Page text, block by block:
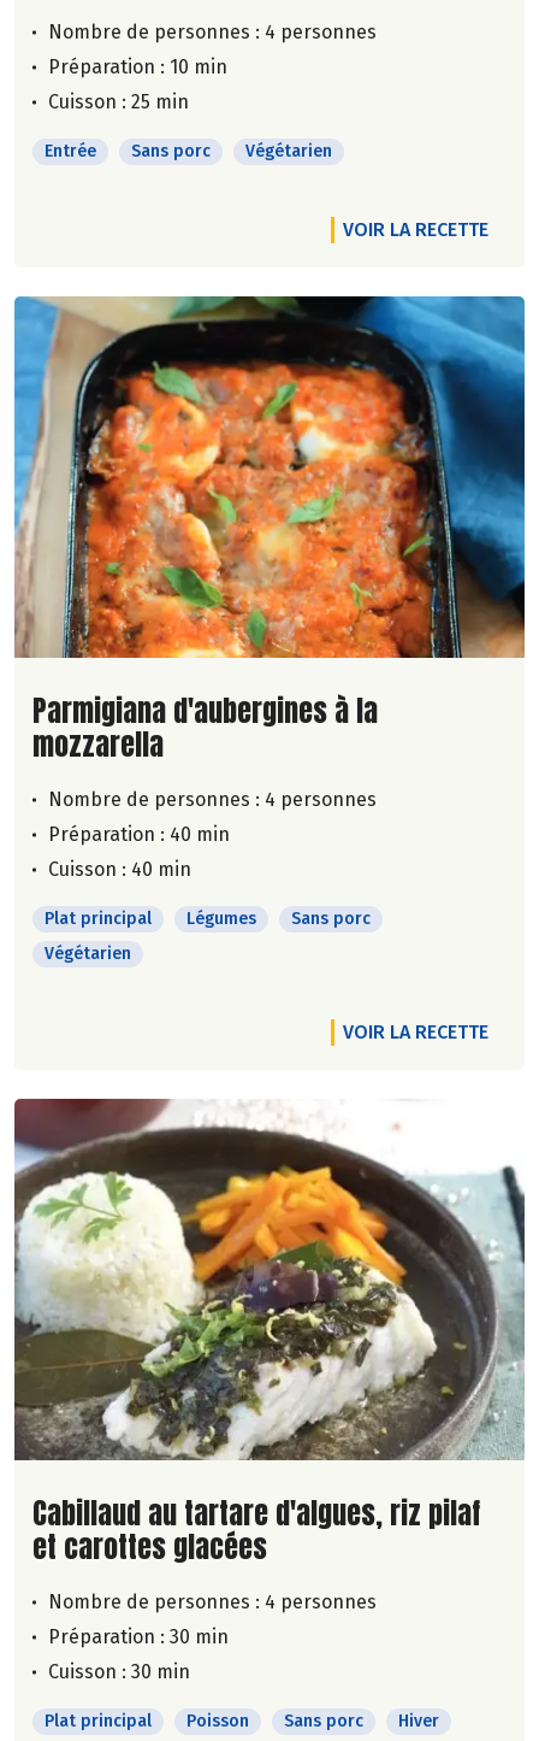
Nombre de personnes : 4 personnes
Préparation : 10 min
Cuisson : 25 min
Entrée Sans porc Végétarien
VOIR LA RECETTE
Lire la suite de la recette
Parmigiana d'aubergines à la
mozzarella
Nombre de personnes : 4 personnes
Préparation : 40 min
Cuisson : 40 min
Plat principal Légumes
Sans porc
Végétarien
VOIR LA RECETTE
Lire la suite de la recette
Cabillaud au tartare d'algues, riz pilaf
et carottes glacées
Nombre de personnes : 4 personnes
Préparation : 30 min
Cuisson : 30 min
Plat principal Poisson Sans porc Hiver